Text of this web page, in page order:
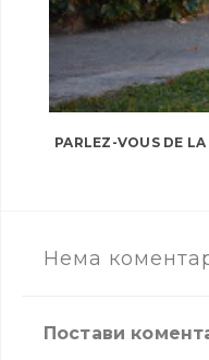
PARLEZ-VOUS DE
Нема
Постави